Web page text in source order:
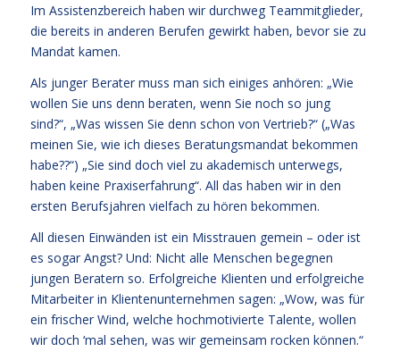
Im Assistenzbereich haben wir durchweg Teammitglieder,
die bereits in anderen Berufen gewirkt haben, bevor sie zu
Mandat kamen.
Als junger Berater muss man sich einiges anhören: „Wie
wollen Sie uns denn beraten, wenn Sie noch so jung
sind?“, „Was wissen Sie denn schon von Vertrieb?“ („Was
meinen Sie, wie ich dieses Beratungsmandat bekommen
habe??“) „Sie sind doch viel zu akademisch unterwegs,
haben keine Praxiserfahrung“. All das haben wir in den
ersten Berufsjahren vielfach zu hören bekommen.
All diesen Einwänden ist ein Misstrauen gemein – oder ist
es sogar Angst? Und: Nicht alle Menschen begegnen
jungen Beratern so. Erfolgreiche Klienten und erfolgreiche
Mitarbeiter in Klientenunternehmen sagen: „Wow, was für
ein frischer Wind, welche hochmotivierte Talente, wollen
wir doch ‘mal sehen, was wir gemeinsam rocken können.“